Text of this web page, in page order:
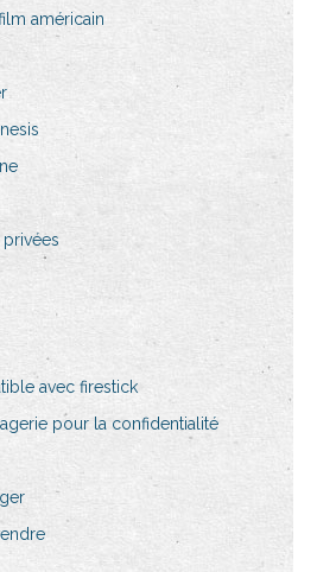
américain
avec firestick
pour la confidentialité